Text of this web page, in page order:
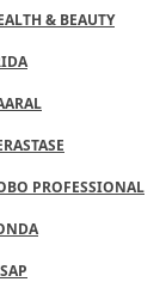
& BEAUTY
PROFESSIONAL